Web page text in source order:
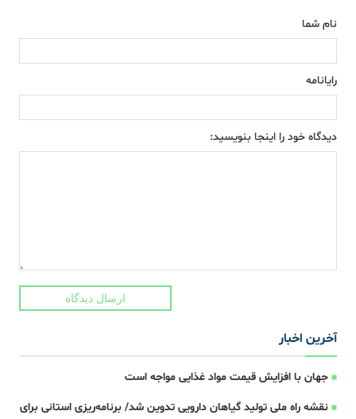
نام شما
رایانامه
دیدگاه خود را اینجا بنویسید:
ارسال دیدگاه
آخرین اخبار
جهان با افزایش قیمت مواد غذایی مواجه است
نقشه راه ملی تولید گیاهان دارویی تدوین شد/ برنامه‌ریزی استانی برای